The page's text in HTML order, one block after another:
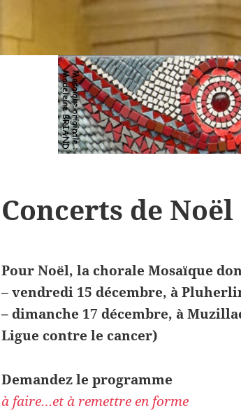
Concerts de Noël
Pour Noël, la chorale Mosaïque
– vendredi 15 décembre, à
– dimanche 17 décembre, à
Ligue contre le cancer)
Demandez le programme
à faire…et à remettre en forme